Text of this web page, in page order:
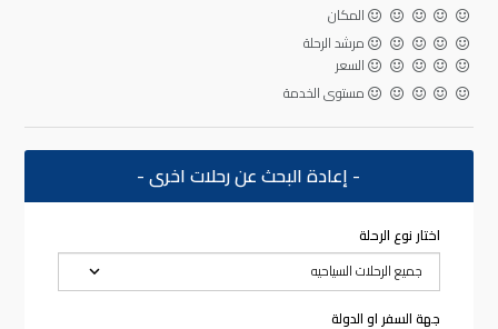
المكان
مرشد الرحلة
السعر
مستوى الخدمة
- إعادة البحث عن رحلات اخرى -
اختار نوع الرحلة
جهة السفر او الدولة